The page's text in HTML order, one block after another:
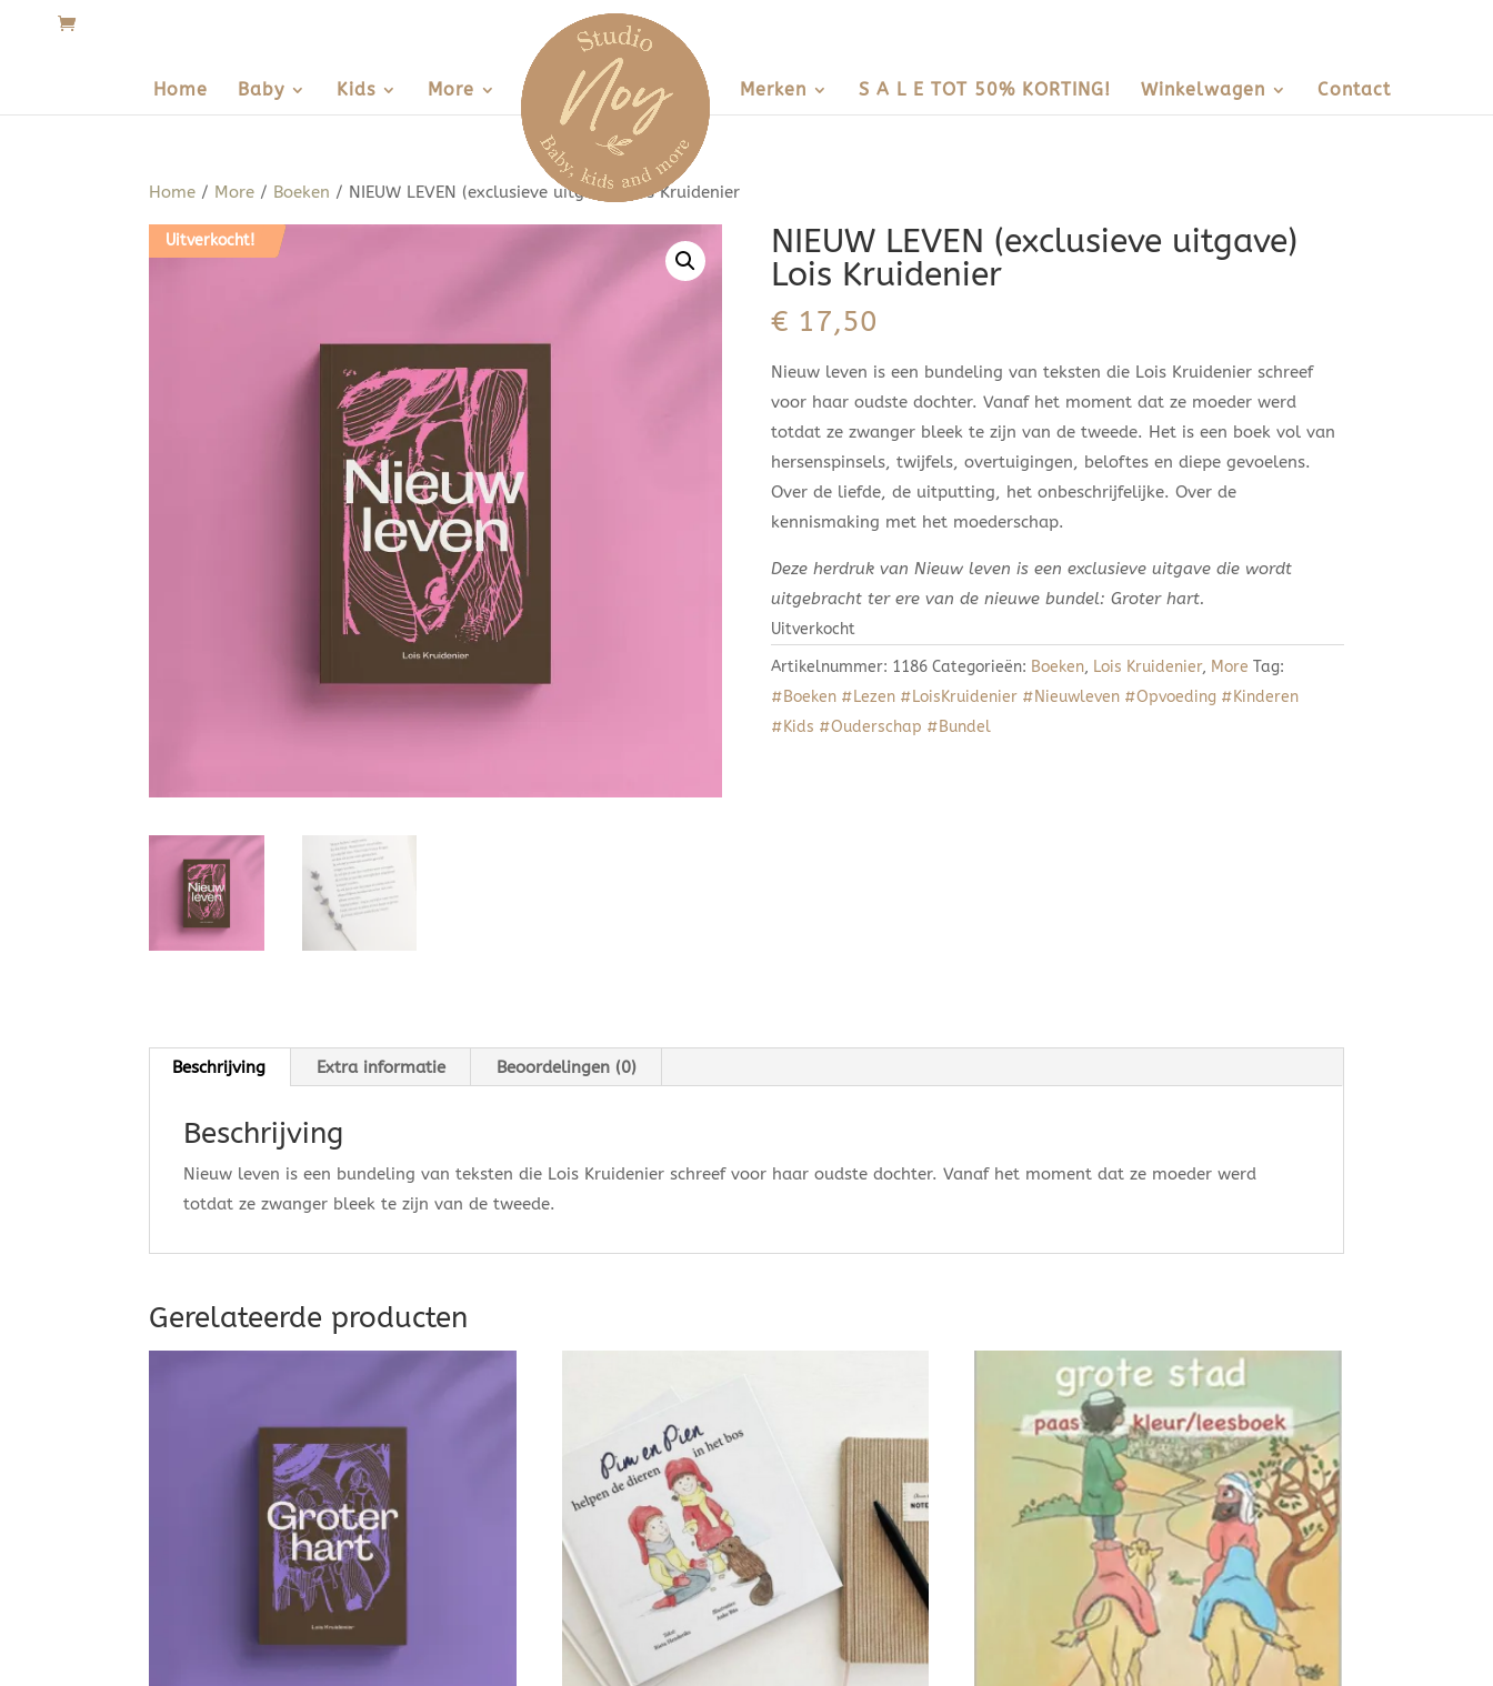
Home Baby Kids More Merken S A L E TOT 50% KORTING! Winkelwagen Contact
Home / More / Boeken / NIEUW LEVEN (exclusieve uitgave) Lois Kruidenier
Uitverkocht!
NIEUW LEVEN (exclusieve uitgave)
Lois Kruidenier
€ 17,50
Nieuw leven is een bundeling van teksten die Lois Kruidenier schreef
voor haar oudste dochter. Vanaf het moment dat ze moeder werd
totdat ze zwanger bleek te zijn van de tweede. Het is een boek vol van
hersenspinsels, twijfels, overtuigingen, beloftes en diepe gevoelens.
Over de liefde, de uitputting, het onbeschrijfelijke. Over de
kennismaking met het moederschap.
Deze herdruk van Nieuw leven is een exclusieve uitgave die wordt
uitgebracht ter ere van de nieuwe bundel: Groter hart.
Uitverkocht
Artikelnummer: 1186 Categorieën: Boeken, Lois Kruidenier, More Tag:
#Boeken #Lezen #LoisKruidenier #Nieuwleven #Opvoeding #Kinderen
#Kids #Ouderschap #Bundel
Beschrijving Extra informatie Beoordelingen (0)
Beschrijving
Nieuw leven is een bundeling van teksten die Lois Kruidenier schreef voor haar oudste dochter. Vanaf het moment dat ze moeder werd
totdat ze zwanger bleek te zijn van de tweede.
Gerelateerde producten